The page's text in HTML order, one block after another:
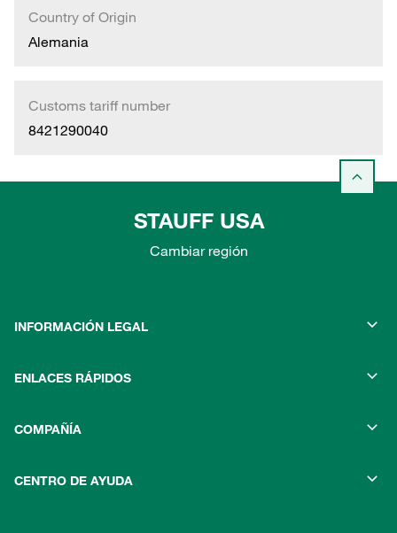
Country of Origin
Alemania
Customs tariff number
8421290040
STAUFF USA
Cambiar región
INFORMACIÓN LEGAL
ENLACES RÁPIDOS
COMPAÑÍA
CENTRO DE AYUDA